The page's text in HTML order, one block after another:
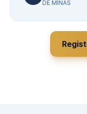
DE MINAS